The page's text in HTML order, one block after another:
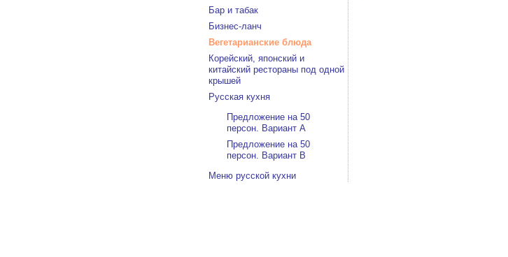
Бар и табак
Бизнес-ланч
Вегетарианские блюда
Корейский, японский и
китайский рестораны под одной
крышей
Русская кухня
Предложение на 50
персон. Вариант А
Предложение на 50
персон. Вариант В
Меню русской кухни